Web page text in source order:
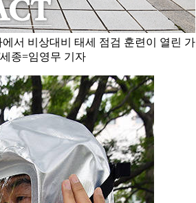
서 비상대비 태세 점검 훈련이 열린 가
종=임영무 기자